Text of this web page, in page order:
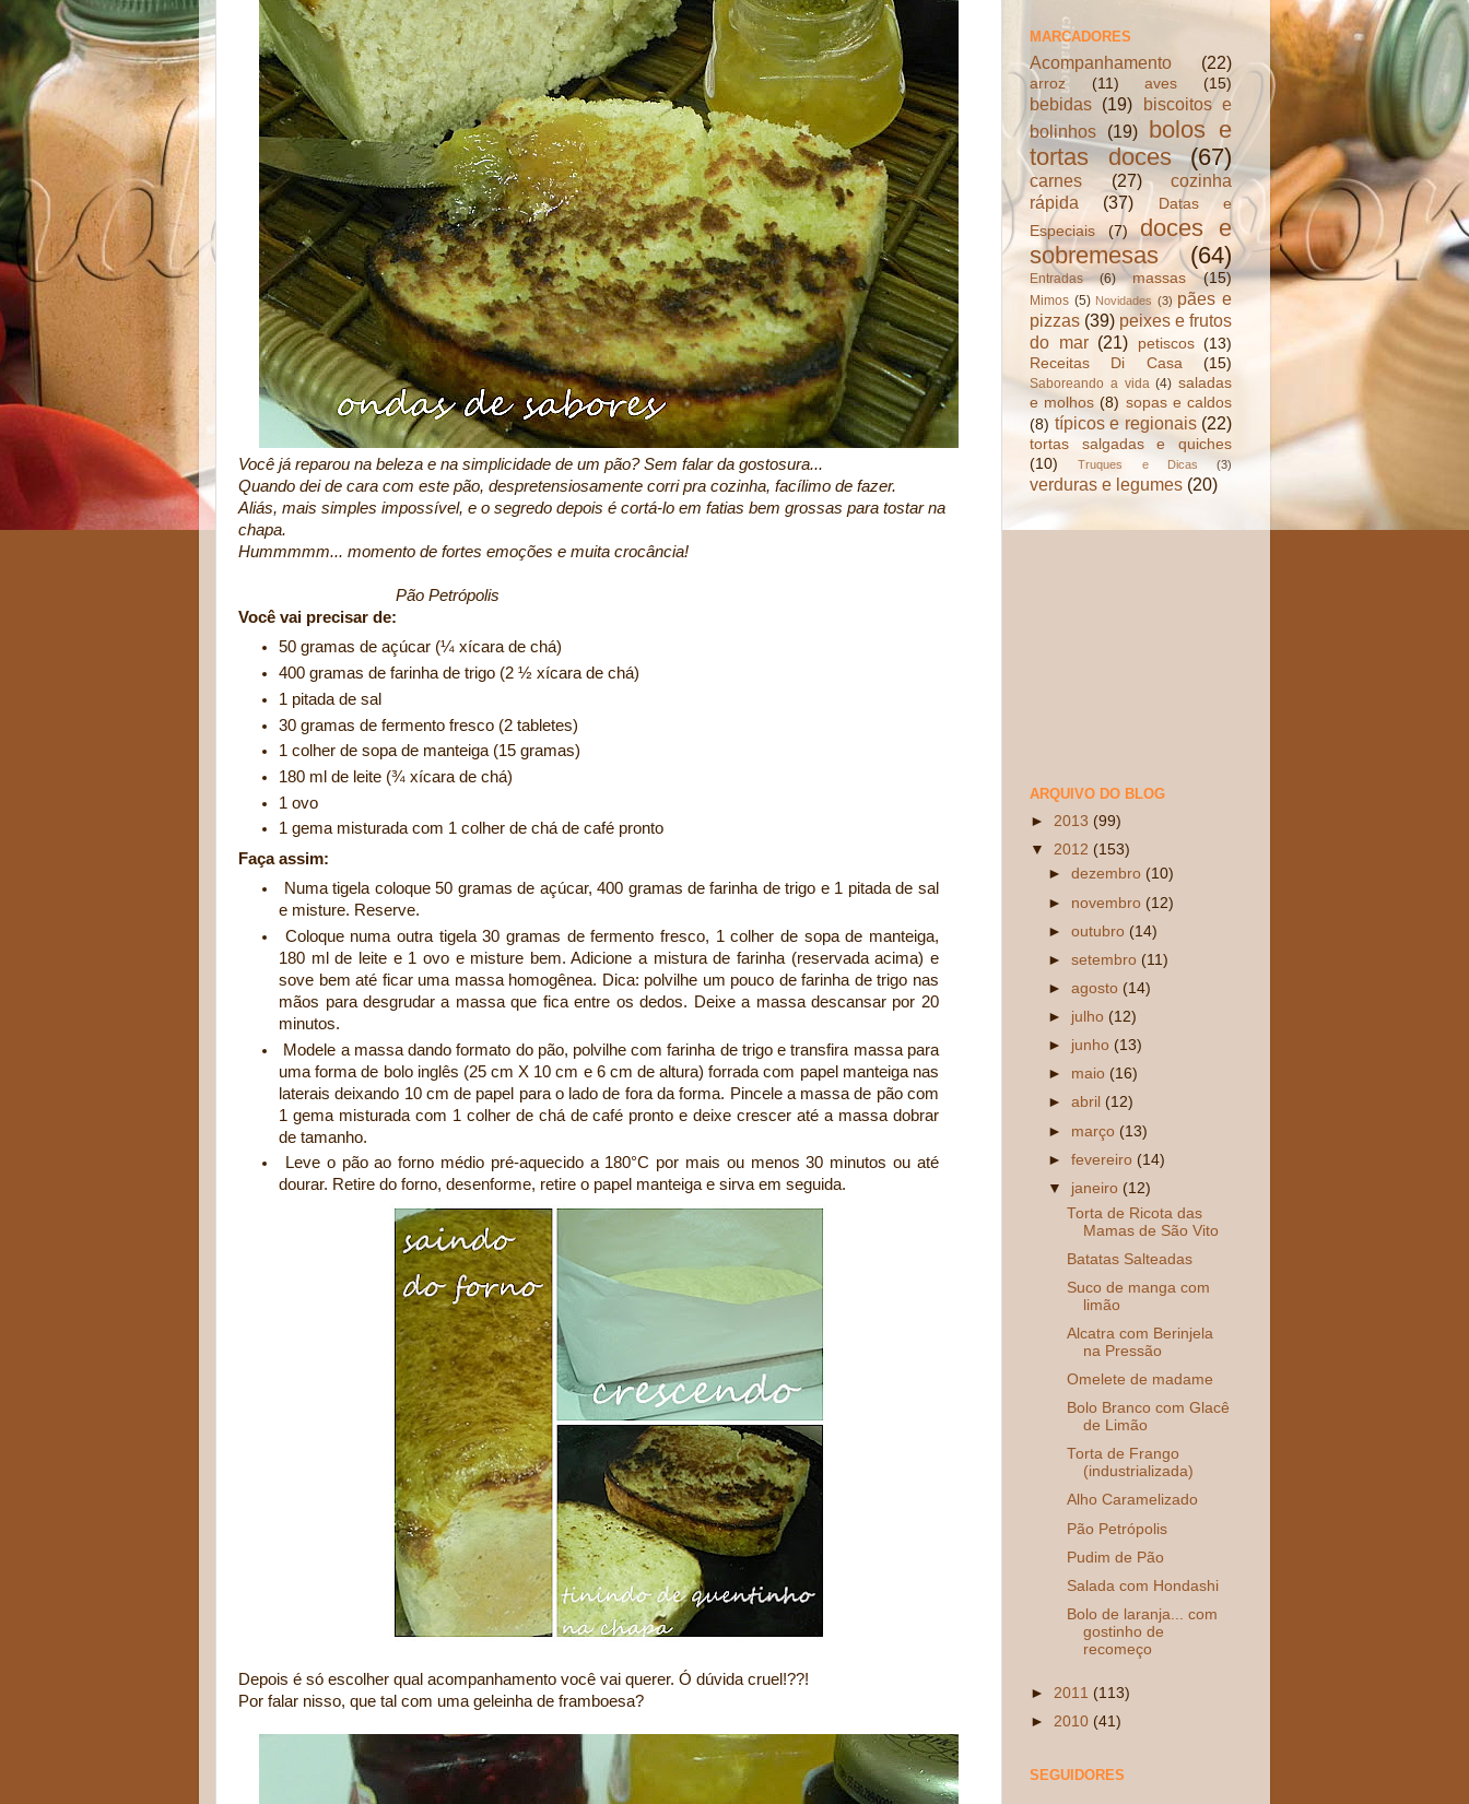
Você já reparou na beleza e na simplicidade de um pão? Sem falar da gostosura...
Quando dei de cara com este pão, despretensiosamente corri pra cozinha, facílimo de fazer.
Aliás, mais simples impossível, e o segredo depois é cortá-lo em fatias bem grossas para tostar na
chapa.
Hummmmm... momento de fortes emoções e muita crocância!
Pão Petrópolis
Você vai precisar de:
50 gramas de açúcar (¼ xícara de chá)
400 gramas de farinha de trigo (2 ½ xícara de chá)
1 pitada de sal
30 gramas de fermento fresco (2 tabletes)
1 colher de sopa de manteiga (15 gramas)
180 ml de leite (¾ xícara de chá)
1 ovo
1 gema misturada com 1 colher de chá de café pronto
Faça assim:
Numa tigela coloque 50 gramas de açúcar, 400 gramas de farinha de trigo e 1 pitada de sal
e misture. Reserve.
Coloque numa outra tigela 30 gramas de fermento fresco, 1 colher de sopa de manteiga,
180 ml de leite e 1 ovo e misture bem. Adicione a mistura de farinha (reservada acima) e
sove bem até ficar uma massa homogênea. Dica: polvilhe um pouco de farinha de trigo nas
mãos para desgrudar a massa que fica entre os dedos. Deixe a massa descansar por 20
minutos.
Modele a massa dando formato do pão, polvilhe com farinha de trigo e transfira massa para
uma forma de bolo inglês (25 cm X 10 cm e 6 cm de altura) forrada com papel manteiga nas
laterais deixando 10 cm de papel para o lado de fora da forma. Pincele a massa de pão com
1 gema misturada com 1 colher de chá de café pronto e deixe crescer até a massa dobrar
de tamanho.
Leve o pão ao forno médio pré-aquecido a 180°C por mais ou menos 30 minutos ou até
dourar. Retire do forno, desenforme, retire o papel manteiga e sirva em seguida.
Depois é só escolher qual acompanhamento você vai querer. Ó dúvida cruel!??!
Por falar nisso, que tal com uma geleinha de framboesa?
MARCADORES
Acompanhamento (22)
arroz (11) aves (15)
bebidas (19)
biscoitos e
bolinhos
(19)
bolos e
tortas doces
(67)
carnes (27)
cozinha
rápida
(37)
Datas e
Especiais
(7)
doces e
sobremesas
(64)
Entradas (6) massas (15)
Mimos (5) Novidades (3) pães e
pizzas (39) peixes e frutos
do mar (21) petiscos (13)
Receitas Di Casa
(15)
Saboreando a vida (4) saladas
e molhos (8) sopas e caldos
(8) típicos e regionais (22)
tortas salgadas e quiches
(10)
Truques e Dicas (3)
verduras e legumes (20)
ARQUIVO DO BLOG
► 2013 (99)
▼ 2012 (153)
►dezembro (10)
► novembro (12)
►outubro (14)
►setembro (11)
►agosto (14)
► julho (12)
► junho (13)
► maio (16)
►abril (12)
► março (13)
►fevereiro (14)
▼ janeiro (12)
Torta de Ricota das
Mamas de São Vito
Batatas Salteadas
Suco de manga com
limão
Alcatra com Berinjela
na Pressão
Omelete de madame
Bolo Branco com Glacê
de Limão
Torta de Frango
(industrializada)
Alho Caramelizado
Pão Petrópolis
Pudim de Pão
Salada com Hondashi
Bolo de laranja... com
gostinho de
recomeço
► 2011 (113)
► 2010 (41)
SEGUIDORES